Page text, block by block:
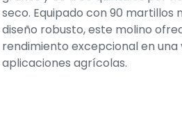
seco. Equipado con 90 martillos
diseño robusto, este molino
rendimiento excepcional en una
aplicaciones agrícolas.